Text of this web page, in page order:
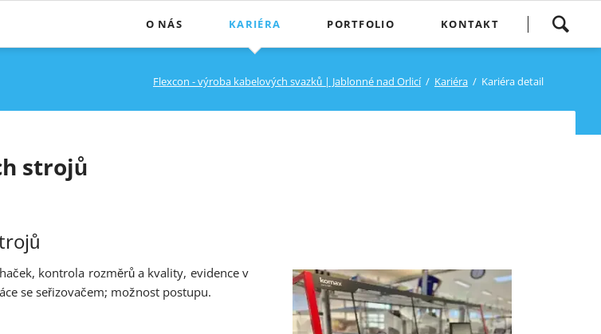
navigaci
O NÁS KARIÉRA PORTFOLIO KONTAKT
Flexcon - výroba kabelových svazků | Jablonné nad Orlicí Kariéra Kariéra detail
strojů
kontrola rozměrů a kvality, evidence v
se seřizovačem; možnost postupu.